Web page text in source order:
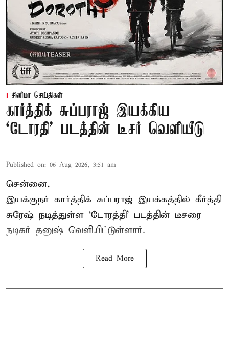
சினிமா செய்திகள்
கார்த்திக் சுப்பராஜ் இயக்கிய
`டோரதி' படத்தின் டீசர் வெளியீடு
Published on: 06 Aug 2026, 3:51 am
சென்னை,
இயக்குநர் கார்த்திக் சுப்பராஜ் இயக்கத்தில் கீர்த்தி
சுரேஷ் நடித்துள்ள `டோரத்தி' படத்தின் டீசரை
நடிகர் தனுஷ் வெளியிட்டுள்ளார்.
Read More